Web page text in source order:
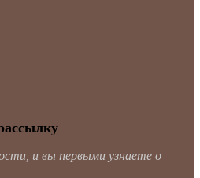
и вы первыми узнаете о